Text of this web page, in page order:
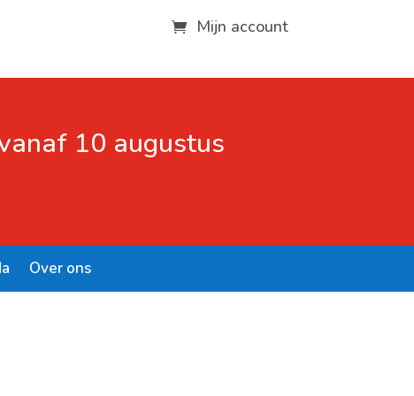
Mijn account
10 augustus
Over ons